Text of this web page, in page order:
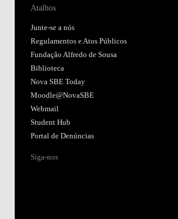
Atalhos
Junte-se a nós
Regulamentos e Atos Públicos
Fundação Alfredo de Sousa
Biblioteca
Nova SBE Today
Moodle@NovaSBE
Webmail
Student Hub
Portal de Denúncias
Siga-nos